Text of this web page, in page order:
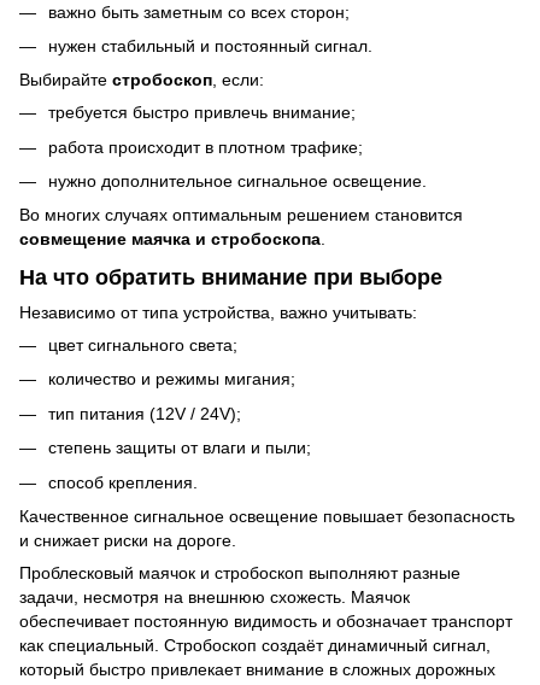
важно быть заметным со всех сторон;
нужен стабильный и постоянный сигнал.
Выбирайте стробоскоп, если:
требуется быстро привлечь внимание;
работа происходит в плотном трафике;
нужно дополнительное сигнальное освещение.
Во многих случаях оптимальным решением становится
совмещение маячка и стробоскопа.
На что обратить внимание при выборе
Независимо от типа устройства, важно учитывать:
цвет сигнального света;
количество и режимы мигания;
тип питания (12V / 24V);
степень защиты от влаги и пыли;
способ крепления.
Качественное сигнальное освещение повышает безопасность
и снижает риски на дороге.
Проблесковый маячок и стробоскоп выполняют разные
задачи, несмотря на внешнюю схожесть. Маячок
обеспечивает постоянную видимость и обозначает транспорт
как специальный. Стробоскоп создаёт динамичный сигнал,
который быстро привлекает внимание в сложных дорожных